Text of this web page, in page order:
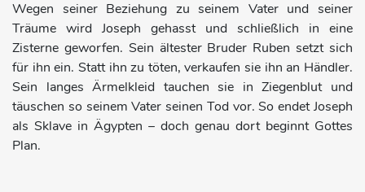
Wegen seiner Beziehung zu seinem Vater und seiner
Träume wird Joseph gehasst und schließlich in eine
Zisterne geworfen. Sein ältester Bruder Ruben setzt sich
für ihn ein. Statt ihn zu töten, verkaufen sie ihn an Händler.
Sein langes Ärmelkleid tauchen sie in Ziegenblut und
täuschen so seinem Vater seinen Tod vor. So endet Joseph
als Sklave in Ägypten – doch genau dort beginnt Gottes
Plan.